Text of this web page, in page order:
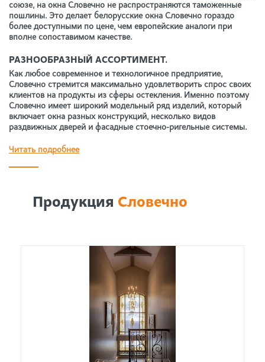
союзе, на окна Словечно не распространяются таможенные
пошлины. Это делает белорусские окна Словечно гораздо
более доступными по цене, чем европейские аналоги при
вполне сопоставимом качестве.
РАЗНООБРАЗНЫЙ АССОРТИМЕНТ.
Как любое современное и технологичное предприятие,
Словечно стремится максимально удовлетворить спрос своих
клиентов на продукты из сферы остекления. Именно поэтому
Словечно имеет широкий модельный ряд изделий, который
включает окна разных конструкций, несколько видов
раздвижных дверей и фасадные стоечно-ригельные системы.
Читать подробнее
Продукция Словечно